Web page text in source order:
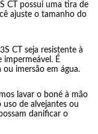
CT possui uma tira de
ajuste o tamanho do
CT seja resistente à
impermeável. É
imersão em água.
lavar o boné à mão
uso de alvejantes ou
danificar o